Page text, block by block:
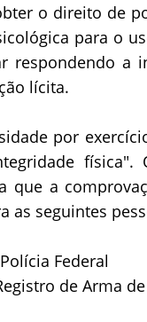
o direito de
para o
respondendo a
lícita.
por
física".
que a
as seguintes
Federal
de Arma de